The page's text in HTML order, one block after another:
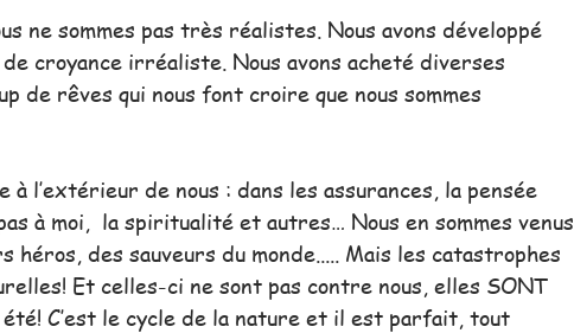
ne sommes pas très réalistes. Nous avons développé
croyance irréaliste. Nous avons acheté diverses
de rêves qui nous font croire que nous sommes
à l’extérieur de nous : dans les assurances, la pensée
à moi,  la spiritualité et autres… Nous en sommes venus
héros, des sauveurs du monde..... Mais les catastrophes
Et celles-ci ne sont pas contre nous, elles SONT
C’est le cycle de la nature et il est parfait, tout